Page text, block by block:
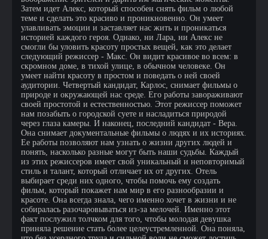
Затем идет Алекс, который способен снять фильм о любой
теме и сделать это красиво и проникновенно. Он умеет
улавливать эмоции и заставляет нас жить и проникаться
историей каждого героя. Однако, ни Лара, ни Алекс не
смогли бы уловить красоту простых вещей, как это делает
следующий режиссер - Макс. Он видит красивое во всем: в
скромном доме, в тихой улице, в обычном человеке. Он
умеет найти красоту в простом и поведать о ней своей
аудитории. Четвертый кандидат, Карлос, снимает фильмы о
природе и окружающей нас среде. Его работы завораживают
своей простотой и естественностью. Этот режиссер поможет
нам позабыть о городской суете и насладиться природой
через глаза камеры. И наконец, последний кандидат - Вера.
Она снимает документальные фильмы о людях и их историях.
Ее работы позволяют нам узнать о жизни других людей и
понять, насколько разные могут быть наши судьбы. Каждый
из этих режиссеров имеет свой уникальный и неповторимый
стиль и талант, который отличает их от других. Отель
выбирает среди них одного, чтобы помочь ему создать
фильм, который покажет нам мир в его разнообразии и
красоте. Она всегда знала, чего именно хочет в жизни и не
собиралась разочаровываться из-за мелочей. Именно этот
факт послужил толчком для того, чтобы молодая девушка
приняла решение стать более целеустремленной. Она поняла,